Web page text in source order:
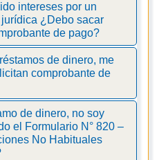
intereses por un
¿Debo sacar
de pago?
de dinero, me
comprobante de
de dinero, no soy
el Formulario N° 820 –
No Habituales